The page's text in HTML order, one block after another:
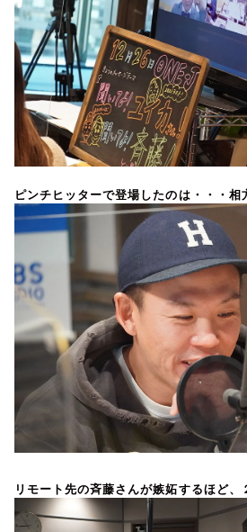
ピンチヒッターで登場したのは・・・相
リモート先の斉藤さんが嫉妬するほど、